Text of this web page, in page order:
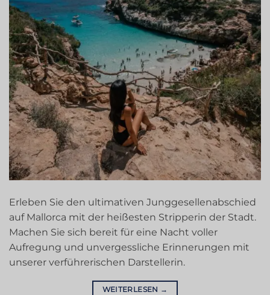
Erleben Sie den ultimativen Junggesellenabschied
auf Mallorca mit der heißesten Stripperin der Stadt.
Machen Sie sich bereit für eine Nacht voller
Aufregung und unvergessliche Erinnerungen mit
unserer verführerischen Darstellerin.
WEITERLESEN →